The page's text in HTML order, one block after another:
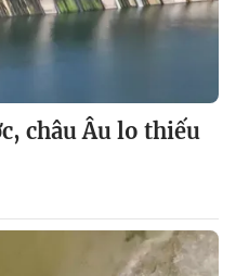
châu Âu lo thiếu